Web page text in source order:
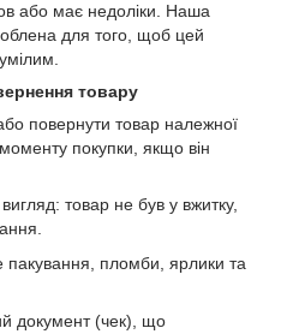
або має недоліки. Наша
для того, щоб цей
товару
повернути товар належної
покупки, якщо він
товар не був у вжитку,
пакування, пломби, ярлики та
документ (чек), що